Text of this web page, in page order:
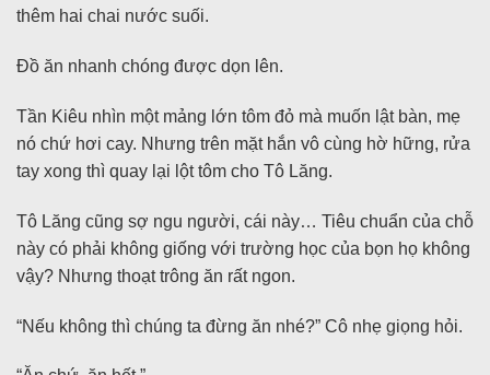
thêm hai chai nước suối.
Đồ ăn nhanh chóng được dọn lên.
Tần Kiêu nhìn một mảng lớn tôm đỏ mà muốn lật bàn, mẹ
nó chứ hơi cay. Nhưng trên mặt hắn vô cùng hờ hững, rửa
tay xong thì quay lại lột tôm cho Tô Lăng.
Tô Lăng cũng sợ ngu người, cái này… Tiêu chuẩn của chỗ
này có phải không giống với trường học của bọn họ không
vậy? Nhưng thoạt trông ăn rất ngon.
“Nếu không thì chúng ta đừng ăn nhé?” Cô nhẹ giọng hỏi.